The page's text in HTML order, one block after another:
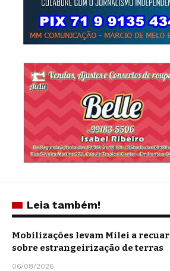
Leia também!
Mobilizações levam Milei a recuar
sobre estrangeirização de terras
06/08/2026